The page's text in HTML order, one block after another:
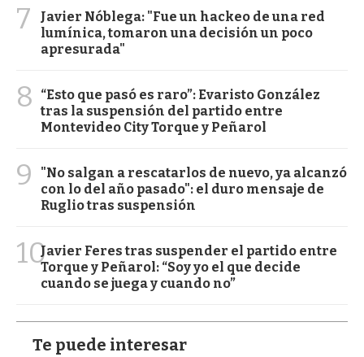
7
Javier Nóblega: "Fue un hackeo de una red
lumínica, tomaron una decisión un poco
apresurada"
8
“Esto que pasó es raro”: Evaristo González
tras la suspensión del partido entre
Montevideo City Torque y Peñarol
9
"No salgan a rescatarlos de nuevo, ya alcanzó
con lo del año pasado": el duro mensaje de
Ruglio tras suspensión
10Javier Feres tras suspender el partido entre
Torque y Peñarol: “Soy yo el que decide
cuando se juega y cuando no”
Te puede interesar